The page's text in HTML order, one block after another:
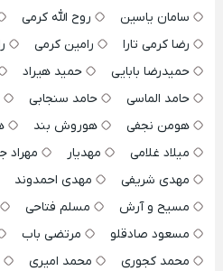
سامان یاسین
روح الله کرمی
رضا کرمی تارا
رامین کرمی
حمیدرضا بابایی
حمید هیراد
حامد الماسی
حامد سنجابی
هومن نجفی
هوروش بند
میلاد غلامی
مهدیار مهراد
مهدی شریفی
مهدی احمدوند
مسیح و آرش
مسلم فتاحی
مسعود صادقلو
مرتضی باب
محمد کجوری
محمد امیری